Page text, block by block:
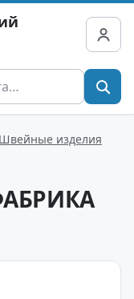
Швейные изделия